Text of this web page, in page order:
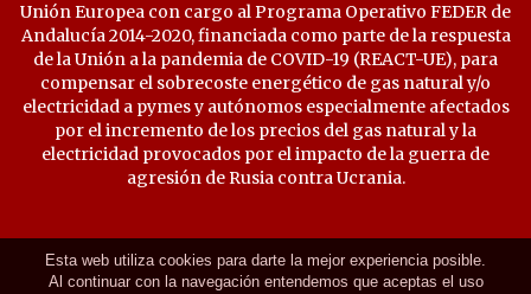
Unión Europea con cargo al Programa Operativo FEDER de
Andalucía 2014-2020, financiada como parte de la respuesta
de la Unión a la pandemia de COVID-19 (REACT-UE), para
compensar el sobrecoste energético de gas natural y/o
electricidad a pymes y autónomos especialmente afectados
por el incremento de los precios del gas natural y la
electricidad provocados por el impacto de la guerra de
agresión de Rusia contra Ucrania.
Esta web utiliza cookies para darte la mejor experiencia posible.
Al continuar con la navegación entendemos que aceptas el uso